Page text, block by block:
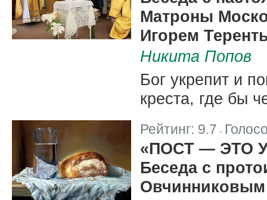
Матроны
Игорем
Никита Попов
Бог укрепит и
креста, где бы
Рейтинг: 9.7
«ПОСТ — ЭТО
Беседа с
Овчинниковым